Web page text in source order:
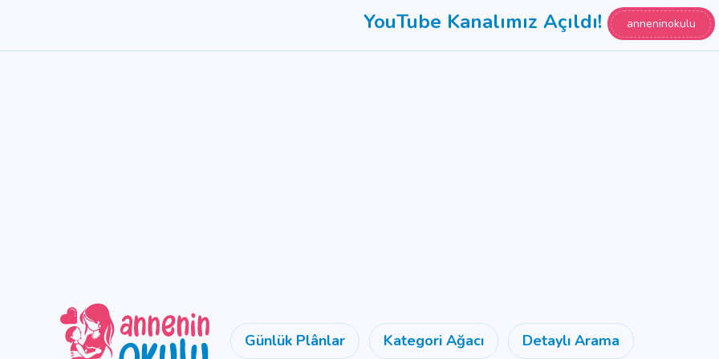
YouTube Kanalımız Açıldı! anneninokulu
Günlük Plânlar Kategori Ağacı Detaylı Arama